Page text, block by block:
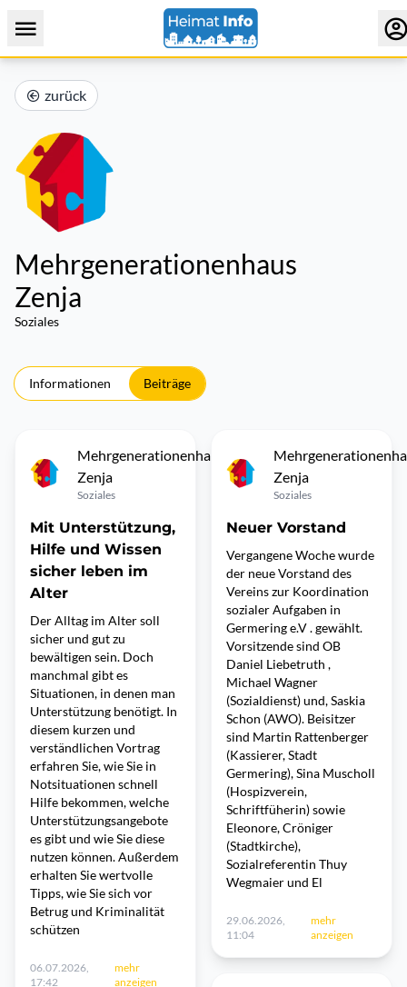
zurück
Mehrgenerationenhaus
Zenja
Soziales
Informationen Beiträge
Mehrgenerationenhaus
Zenja
Soziales
Mit Unterstützung,
Hilfe und Wissen
sicher leben im
Alter
Der Alltag im Alter soll
sicher und gut zu
bewältigen sein. Doch
manchmal gibt es
Situationen, in denen man
Unterstützung benötigt. In
diesem kurzen und
verständlichen Vortrag
erfahren Sie, wie Sie in
Notsituationen schnell
Hilfe bekommen, welche
Unterstützungsangebote
es gibt und wie Sie diese
nutzen können. Außerdem
erhalten Sie wertvolle
Tipps, wie Sie sich vor
Betrug und Kriminalität
schützen
06.07.2026,
17:42
mehr
anzeigen
Zenja
Soziales
Neuer Vorstand
Vergangene Woche wurde
der neue Vorstand des
Vereins zur Koordination
sozialer Aufgaben in
Germering e.V . gewählt.
Vorsitzende sind OB
Daniel Liebetruth ,
Michael Wagner
(Sozialdienst) und, Saskia
Schon (AWO). Beisitzer
sind Martin Rattenberger
(Kassierer, Stadt
Germering), Sina Muscholl
(Hospizverein,
Schriftfüherin) sowie
Eleonore, Cröniger
(Stadtkirche),
Sozialreferentin Thuy
Wegmaier und El
29.06.2026,
11:04
mehr
anzeigen